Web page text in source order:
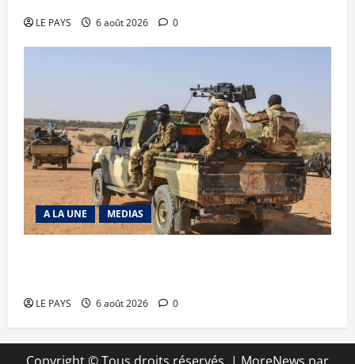
LE PAYS 6 août 2026 0
A LA UNE MEDIAS
LE PAYS 6 août 2026 0